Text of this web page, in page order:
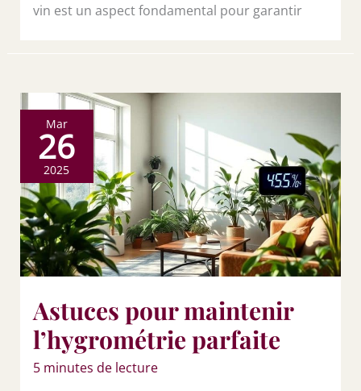
vin est un aspect fondamental pour garantir
Mar
26
2025
Astuces pour maintenir
l’hygrométrie parfaite
5 minutes de lecture